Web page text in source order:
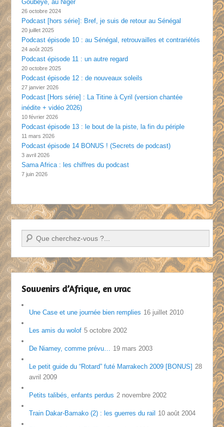
Goubeye, au Niger
26 octobre 2024
Podcast [hors série]: Bref, je suis de retour au Sénégal
20 juillet 2025
Podcast épisode 10 : au Sénégal, retrouvailles et contrariétés
24 août 2025
Podcast épisode 11 : un autre regard
20 octobre 2025
Podcast épisode 12 : de nouveaux soleils
27 janvier 2026
Podcast [Hors série] : La Titine à Cyril (version chantée
inédite + vidéo 2026)
10 février 2026
Podcast épisode 13 : le bout de la piste, la fin du périple
11 mars 2026
Podcast épisode 14 BONUS ! (Secrets de podcast)
3 avril 2026
Sama Africa : les chiffres du podcast
7 juin 2026
Recherche
Souvenirs d’Afrique, en vrac
Une Case et une journée bien remplies 16 juillet 2010
Les amis du wolof 5 octobre 2002
De Niamey, comme prévu… 19 mars 2003
Le petit guide du “Rotard” futé Marrakech 2009 [BONUS] 28
avril 2009
Petits talibés, enfants perdus 2 novembre 2002
Train Dakar-Bamako (2) : les guerres du rail 10 août 2004